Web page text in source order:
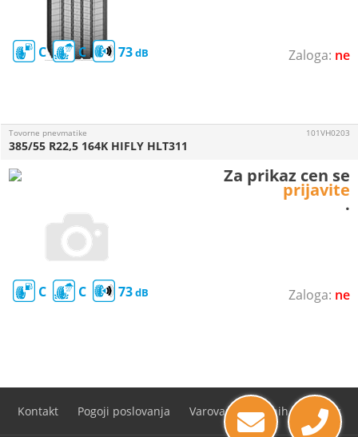
ne
C C 73
ne
Tovorne pnevmatike
C C 73
385/55 R22,5 164K HIFLY HLT311
101VH0203
Za prikaz cen se
prijavite
.
Kontakt Pogoji poslovanja Varovanje osebnih podatkov